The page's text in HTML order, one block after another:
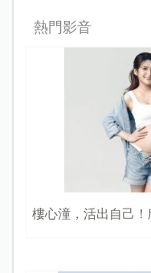
熱門影音
樓心潼，活出自己